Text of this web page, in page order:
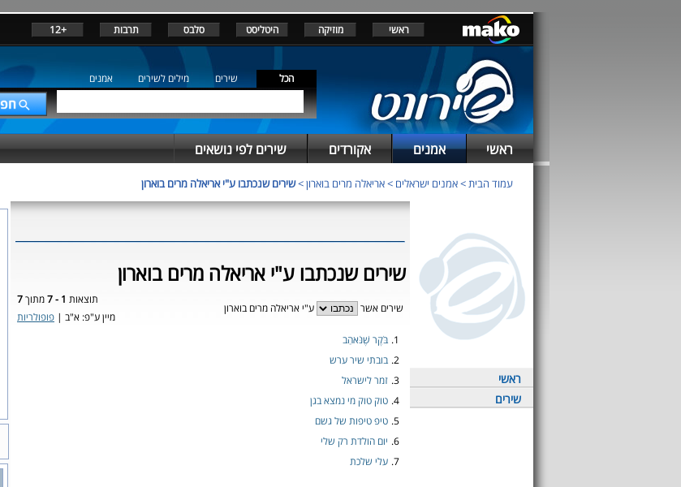
ראשי מוזיקה היטליסט סלבס תרבות +12
הכל שירים מילים לשירים אמנים
ראשי אמנים אקורדים שירים לפי נושאים
עמוד הבית>אמנים ישראלים >אריאלה מרים בוארון>שירים שנכתבו ע"י אריאלה מרים בוארון
ראשי
שירים
שירים שנכתבו ע"י אריאלה מרים בוארון
שירים אשר ע"י אריאלה מרים בוארון
תוצאות 1 - 7 מתוך7
מיין ע"פ: א"ב | פופולריות
1. בֹּקֶר שֶׁנֹּאהַב
2. בובתי שיר ערש
3. זמר לישראל
4. טוק טוק מי נמצא בגן
5. טיפ טיפות של גשם
6. יום הולדת רק שלי
7. עלי שלכת